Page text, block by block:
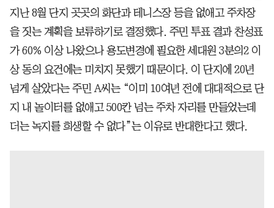
지난 8월 단지 곳곳의 화단과 테니스장 등을 없애고 주차장
을 짓는 계획을 보류하기로 결정했다. 주민 투표 결과 찬성표
가 60% 이상 나왔으나 용도변경에 필요한 세대원 3분의2 이
상 동의 요건에는 미치지 못했기 때문이다. 이 단지에 20년
넘게 살았다는 주민 A씨는 “이미 10여년 전에 대대적으로 단
지 내 놀이터를 없애고 500칸 넘는 주차 자리를 만들었는데
더는 녹지를 희생할 수 없다”는 이유로 반대한다고 했다.